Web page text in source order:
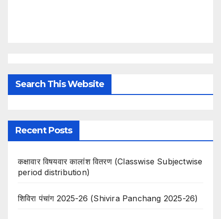
Search This Website
Recent Posts
कक्षावार विषयवार कालांश वितरण (Classwise Subjectwise
period distribution)
शिविरा पंचांग 2025-26 (Shivira Panchang 2025-26)